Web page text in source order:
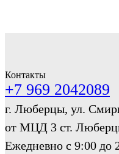
Контакты
+7 969 2042089
г. Люберцы, ул.
от МЦД 3 ст.
Ежедневно с 9:00 до